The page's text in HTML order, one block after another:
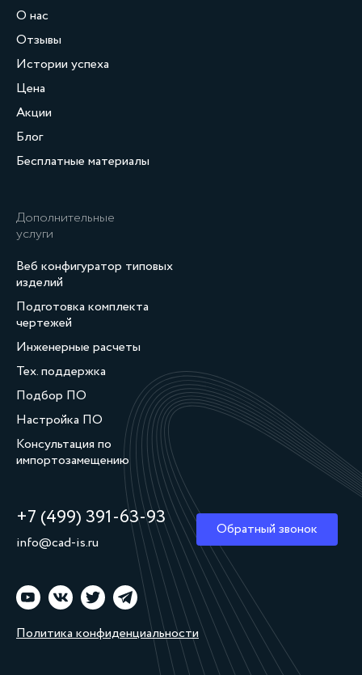
О нас
Отзывы
Истории успеха
Цена
Акции
Блог
Бесплатные материалы
Дополнительные
услуги
Веб конфигуратор типовых
изделий
Подготовка комплекта
чертежей
Инженерные расчеты
Тех. поддержка
Подбор ПО
Настройка ПО
Консультация по
импортозамещению
+7 (499) 391‑63‑93
Обратный звонок
info@cad-is.ru
Политика конфиденциальности